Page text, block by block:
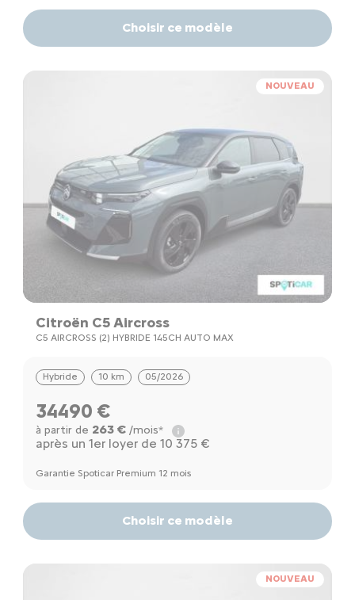
Choisir ce modèle
NOUVEAU
Citroën C5 Aircross
C5 AIRCROSS (2) HYBRIDE 145CH AUTO MAX
Hybride 10 km 05/2026
34490 €
à partir de 263 €/mois*
après un 1er loyer de 10 375 €
Garantie Spoticar Premium 12 mois
Choisir ce modèle
NOUVEAU